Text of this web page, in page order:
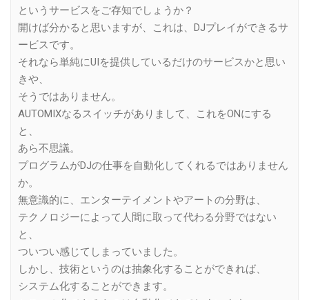
というサービスをご存知でしょうか？
開けば分かると思いますが、これは、DJプレイができるサ
ービスです。
それなら単純にUIを提供しているだけのサービスかと思い
きや、
そうではありません。
AUTOMIXなるスイッチがありまして、これをONにする
と、
あら不思議。
プログラムがDJの仕事を自動化してくれるではありません
か。
無意識的に、エンターテイメントやアートの分野は、
テクノロジーによって人間に取って代わる分野ではない
と、
ついつい感じてしまっていました。
しかし、技術というのは抽象化することができれば、
システム化することができます。